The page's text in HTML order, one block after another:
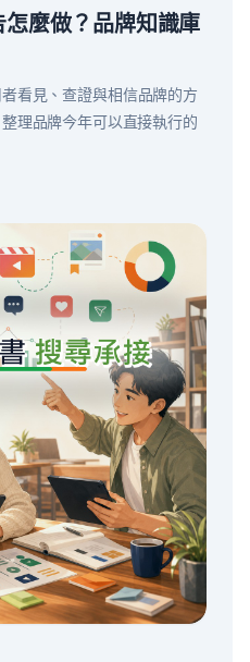
麼做？品牌知識庫
看見、查證與相信品牌的方
理品牌今年可以直接執行的